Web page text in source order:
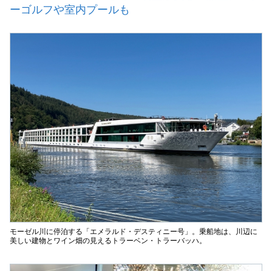
ーゴルフや室内プールも
モーゼル川に停泊する「エメラルド・デスティニー号」。乗船地は、川辺に
美しい建物とワイン畑の見えるトラーベン・トラーバッハ。